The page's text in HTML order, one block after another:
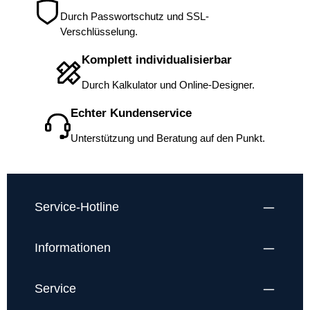
Durch Passwortschutz und SSL-
Verschlüsselung.
Komplett individualisierbar
Durch Kalkulator und Online-Designer.
Echter Kundenservice
Unterstützung und Beratung auf den Punkt.
Service-Hotline
Informationen
Service